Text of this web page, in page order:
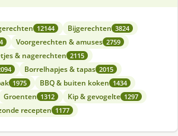
12144 Bijgerechten 3824
Voorgerechten & amuses 2759
& nagerechten 2115
Borrelhapjes & tapas 2015
1975 BBQ & buiten koken 1434
Groenten 1312 Kip & gevogelte 1297
recepten 1177